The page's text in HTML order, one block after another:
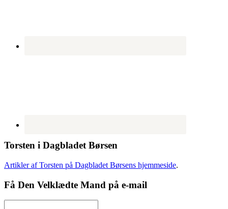
Torsten i Dagbladet Børsen
Artikler af Torsten på Dagbladet Børsens hjemmeside.
Få Den Velklædte Mand på e-mail